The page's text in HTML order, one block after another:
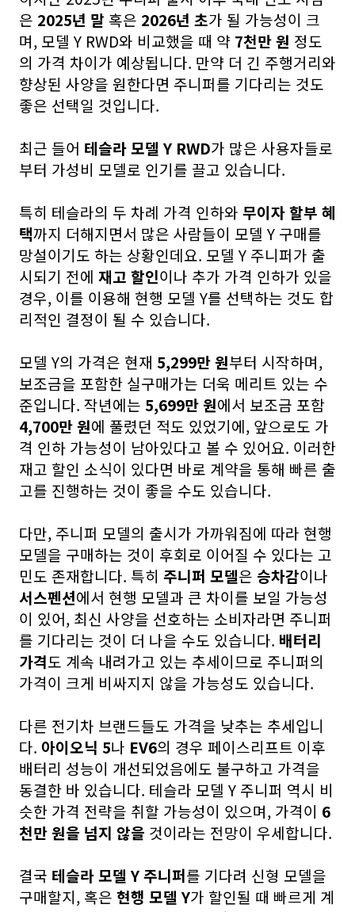
은 2025년 말 혹은 2026년 초가 될 가능성이 크
며, 모델 Y RWD와 비교했을 때 약 7천만 원 정도
의 가격 차이가 예상됩니다. 만약 더 긴 주행거리와
향상된 사양을 원한다면 주니퍼를 기다리는 것도
좋은 선택일 것입니다.
최근 들어 테슬라 모델 Y RWD가 많은 사용자들로
부터 가성비 모델로 인기를 끌고 있습니다.
특히 테슬라의 두 차례 가격 인하와 무이자 할부 혜
택까지 더해지면서 많은 사람들이 모델 Y 구매를
망설이기도 하는 상황인데요. 모델 Y 주니퍼가 출
시되기 전에 재고 할인이나 추가 가격 인하가 있을
경우, 이를 이용해 현행 모델 Y를 선택하는 것도 합
리적인 결정이 될 수 있습니다.
모델 Y의 가격은 현재 5,299만 원부터 시작하며,
보조금을 포함한 실구매가는 더욱 메리트 있는 수
준입니다. 작년에는 5,699만 원에서 보조금 포함
4,700만 원에 풀렸던 적도 있었기에, 앞으로도 가
격 인하 가능성이 남아있다고 볼 수 있어요. 이러한
재고 할인 소식이 있다면 바로 계약을 통해 빠른 출
고를 진행하는 것이 좋을 수도 있습니다.
다만, 주니퍼 모델의 출시가 가까워짐에 따라 현행
모델을 구매하는 것이 후회로 이어질 수 있다는 고
민도 존재합니다. 특히 주니퍼 모델은 승차감이나
서스펜션에서 현행 모델과 큰 차이를 보일 가능성
이 있어, 최신 사양을 선호하는 소비자라면 주니퍼
를 기다리는 것이 더 나을 수도 있습니다. 배터리
가격도 계속 내려가고 있는 추세이므로 주니퍼의
가격이 크게 비싸지지 않을 가능성도 있습니다.
다른 전기차 브랜드들도 가격을 낮추는 추세입니
다. 아이오닉 5나 EV6의 경우 페이스리프트 이후
배터리 성능이 개선되었음에도 불구하고 가격을
동결한 바 있습니다. 테슬라 모델 Y 주니퍼 역시 비
슷한 가격 전략을 취할 가능성이 있으며, 가격이 6
천만 원을 넘지 않을 것이라는 전망이 우세합니다.
결국 테슬라 모델 Y 주니퍼를 기다려 신형 모델을
구매할지, 혹은 현행 모델 Y가 할인될 때 빠르게 계